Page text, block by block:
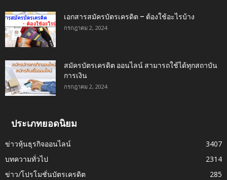
เอกสารสมัครบัตรเครดิต – ต้องใช้อะไรบ้าง
กรกฎาคม 2, 2024
สมัครบัตรเครดิต ออนไลน์ สามารถใช้ได้ทุกสถาบัน
การเงิน
กรกฎาคม 2, 2024
ประเภทยอดนิยม
ข่าวหุ้นธุรกิจออนไลน์
3407
บทความทั่วไป
2314
ข่าว/โปรโมชั่นบัตรเครดิต
285